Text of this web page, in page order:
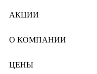
АКЦИИ
О КОМПАНИИ
ЦЕНЫ